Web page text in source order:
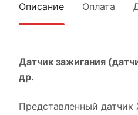
Описание Оплата
Датчик зажигания
др.
Представленный датчик